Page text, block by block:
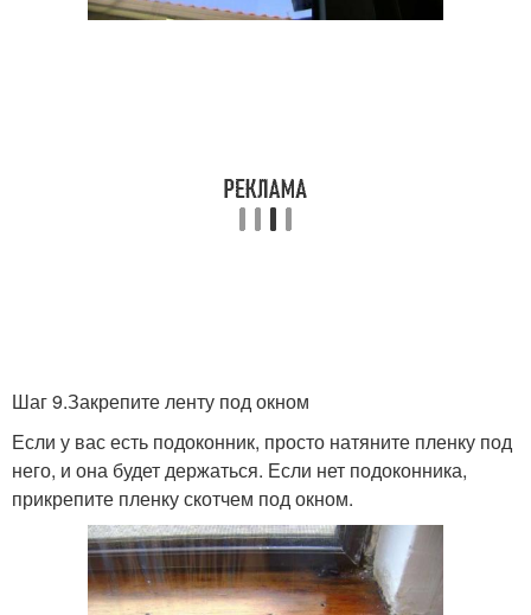
Шаг 9.Закрепите ленту под окном
Если у вас есть подоконник, просто натяните пленку под
него, и она будет держаться. Если нет подоконника,
прикрепите пленку скотчем под окном.